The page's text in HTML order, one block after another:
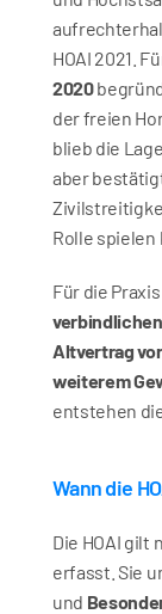
HOAI 2021.
2020
der freien
blieb die
aber
Rolle spielen
Für die
Altvertrag
weiterem
entstehen
Wann die
Die HOAI
erfasst. Sie
und